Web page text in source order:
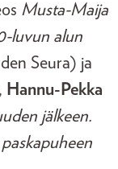
Musta-Maija
luvun alun
Seura) ja
, Hannu-Pekka
jälkeen.